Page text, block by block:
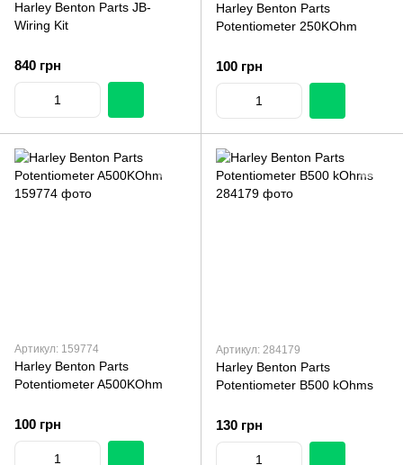
Harley Benton Parts JB-
Wiring Kit
840 грн
Harley Benton Parts
Potentiometer 250KOhm
100 грн
Артикул: 159774
Harley Benton Parts
Potentiometer A500KOhm
100 грн
Артикул: 284179
Harley Benton Parts
Potentiometer B500 kOhms
130 грн